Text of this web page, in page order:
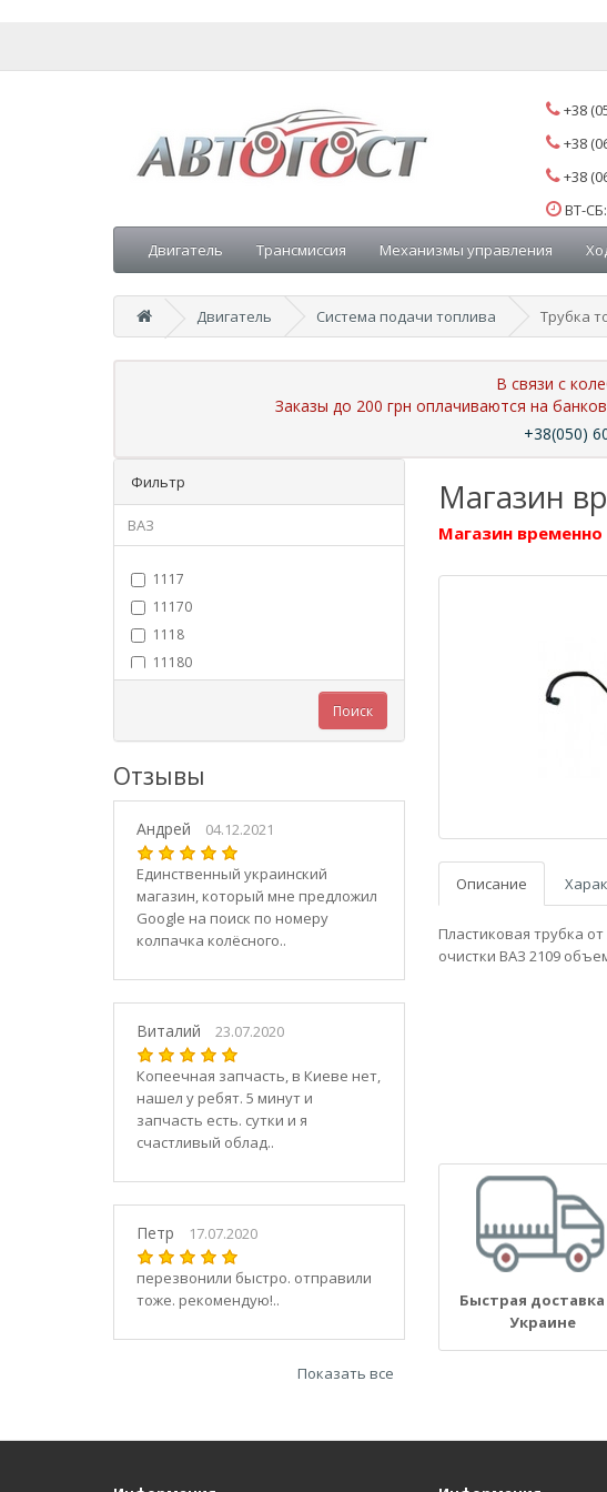
+38
+38
+38
ВТ-
Двигатель Трансмиссия Механизмы управления
Двигатель Система подачи топлива Трубка
В связи с
Заказы до 200 грн оплачиваются на
+38(050)
Фильтр
ВАЗ
1117
11170
1118
11180
11186
1119
11190
11194
2101
21010
2102
21020
21040
21044
21047
2107
21070
21073
21083
Поиск
Отзывы
Андрей 04.12.2021
Единственный украинский
магазин, который мне предложил
Google на поиск по номеру
колпачка колёсного..
Виталий 23.07.2020
Копеечная запчасть, в Киеве нет,
нашел у ребят. 5 минут и
запчасть есть. сутки и я
счастливый облад..
Петр 17.07.2020
перезвонили быстро. отправили
тоже. рекомендую!..
Показать все
Магазин
Магазин
Описание
Пластиковая трубка
очистки ВАЗ 2109
Быстрая доставка
Украине